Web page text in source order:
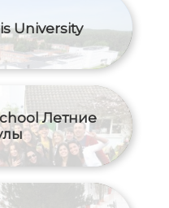
University
Летние